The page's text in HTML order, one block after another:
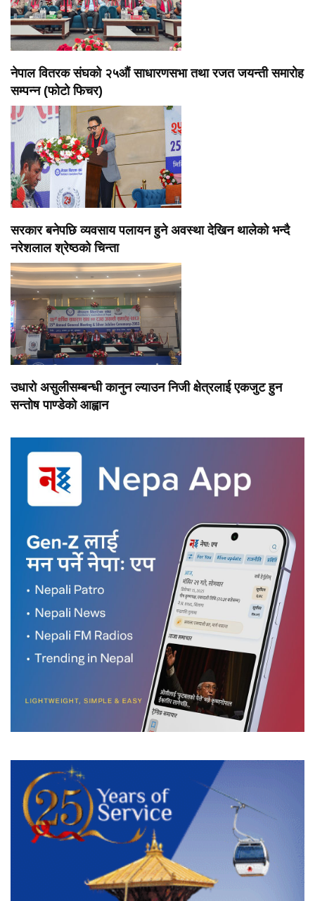
नेपाल वितरक संघको २५औं साधारणसभा तथा रजत जयन्ती समारोह
सम्पन्न (फोटो फिचर)
सरकार बनेपछि व्यवसाय पलायन हुने अवस्था देखिन थालेको भन्दै
नरेशलाल श्रेष्ठको चिन्ता
उधारो असुलीसम्बन्धी कानुन ल्याउन निजी क्षेत्रलाई एकजुट हुन
सन्तोष पाण्डेको आह्वान